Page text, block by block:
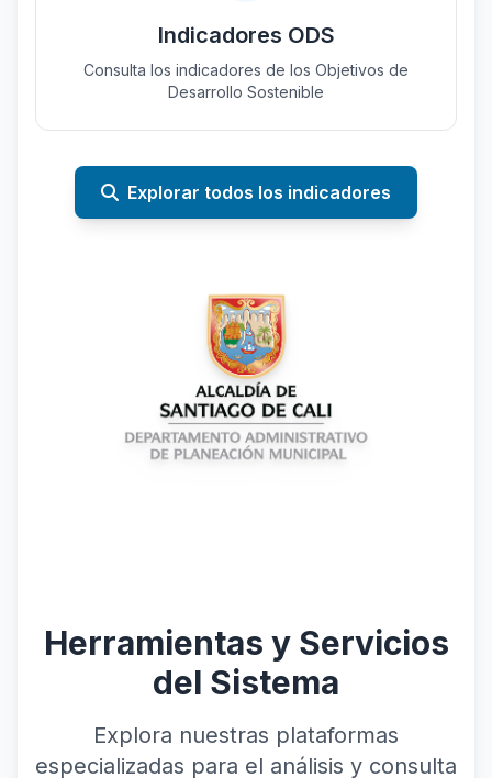
Indicadores ODS
Consulta los indicadores de los Objetivos de
Desarrollo Sostenible
Explorar todos los indicadores
Herramientas y Servicios
del Sistema
Explora nuestras plataformas
especializadas para el análisis y consulta